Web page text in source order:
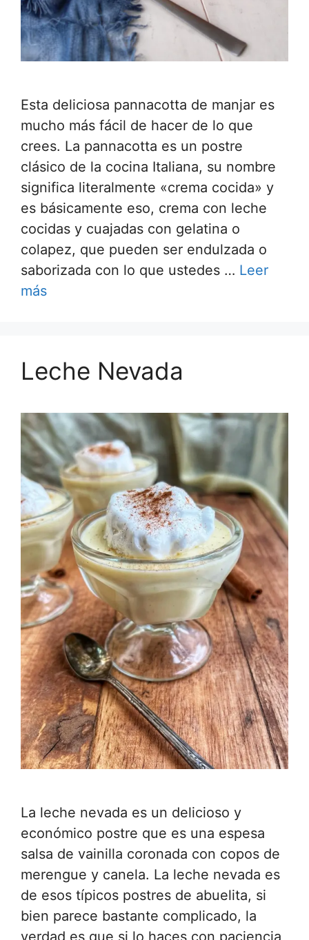
Esta deliciosa pannacotta de manjar es
mucho más fácil de hacer de lo que
crees. La pannacotta es un postre
clásico de la cocina Italiana, su nombre
significa literalmente «crema cocida» y
es básicamente eso, crema con leche
cocidas y cuajadas con gelatina o
colapez, que pueden ser endulzada o
saborizada con lo que ustedes … Leer
más
Leche Nevada
La leche nevada es un delicioso y
económico postre que es una espesa
salsa de vainilla coronada con copos de
merengue y canela. La leche nevada es
de esos típicos postres de abuelita, si
bien parece bastante complicado, la
verdad es que si lo haces con paciencia